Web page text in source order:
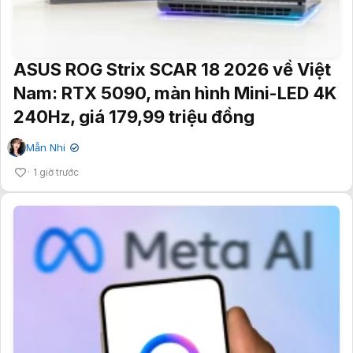
ASUS ROG Strix SCAR 18 2026 về Việt
Nam: RTX 5090, màn hình Mini-LED 4K
240Hz, giá 179,99 triệu đồng
Mẫn Nhi ✔
1 giờ trước